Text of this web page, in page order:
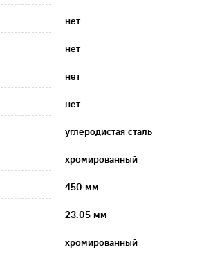
нет
нет
нет
нет
углеродистая сталь
хромированный
450 мм
23.05 мм
хромированный